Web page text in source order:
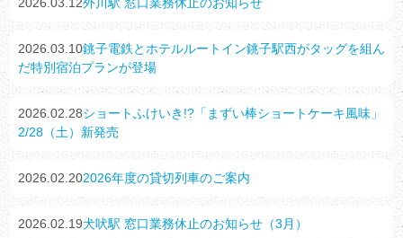
2026.03.10銚子電鉄とホテルルートイン銚子駅西がタッグを組ん
だ特別宿泊プランが登場
2026.02.28ショートふけいき!?「まずい棒ショートケーキ風味」
2/28（土）新発売
2026.02.202026年度の貸切列車のご案内
2026.02.19犬吠駅 窓口業務休止のお知らせ（3月）